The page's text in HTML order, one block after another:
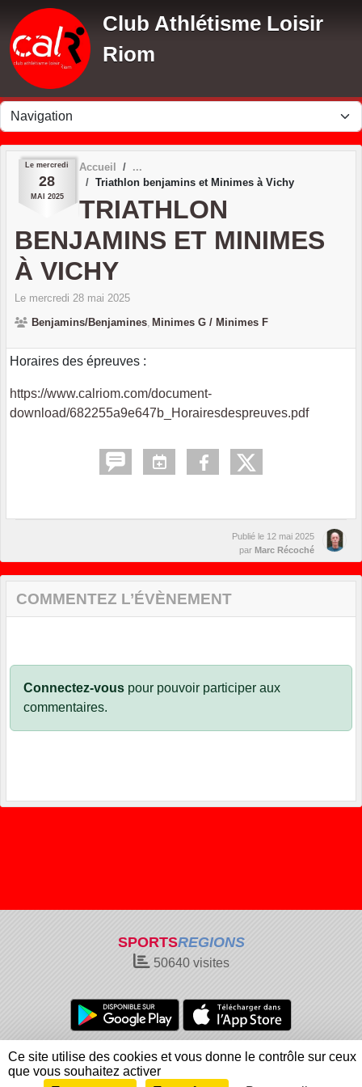
Club Athlétisme Loisir
Riom
Le mercredi
28
MAI 2025
Accueil
Triathlon benjamins et Minimes à Vichy
TRIATHLON
BENJAMINS ET MINIMES
À VICHY
Le mercredi 28 mai 2025
Benjamins/Benjamines Minimes G / Minimes F
Horaires des épreuves :
https://www.calriom.com/document-
download/682255a9e647b_Horairesdespreuves.pdf
Publié le 12 mai 2025
par Marc Récoché
COMMENTEZ L’ÉVÈNEMENT
Connectez-vous pour pouvoir participer aux
commentaires.
SPORTSREGIONS
50640visites
Charte cookies
Gestion des cookies
Informations légales
Signaler un contenu inapproprié
Panneau de gestion des cookies
Ce site utilise des cookies et vous donne le contrôle sur ceux
que vous souhaitez activer